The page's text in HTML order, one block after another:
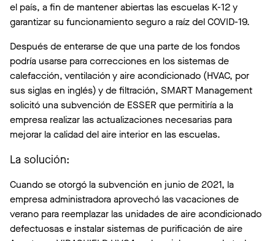
el país, a fin de mantener abiertas las escuelas K-12 y
garantizar su funcionamiento seguro a raíz del COVID-19.
Después de enterarse de que una parte de los fondos
podría usarse para correcciones en los sistemas de
calefacción, ventilación y aire acondicionado (HVAC, por
sus siglas en inglés) y de filtración, SMART Management
solicitó una subvención de ESSER que permitiría a la
empresa realizar las actualizaciones necesarias para
mejorar la calidad del aire interior en las escuelas.
La solución:
Cuando se otorgó la subvención en junio de 2021, la
empresa administradora aprovechó las vacaciones de
verano para reemplazar las unidades de aire acondicionado
defectuosas e instalar sistemas de purificación de aire